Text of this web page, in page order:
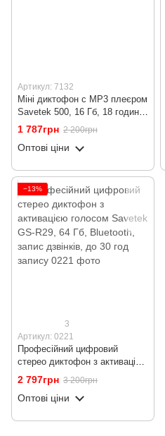
Артикул: 7132
Міні диктофон c MP3 плеєром
Savetek 500, 16 Гб, 18 годин
запису
1 787грн 2 200грн
Оптові ціни
−13%
3
Артикул: 0221
Професійний цифровий
стерео диктофон з активацією
голосом Savetek GS-R29, 64
Гб, Bluetooth, запис дзвінків,
до 30 год запису
2 797грн 3 200грн
Оптові ціни